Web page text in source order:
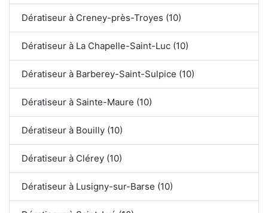
Dératiseur à Creney-près-Troyes (10)
Dératiseur à La Chapelle-Saint-Luc (10)
Dératiseur à Barberey-Saint-Sulpice (10)
Dératiseur à Sainte-Maure (10)
Dératiseur à Bouilly (10)
Dératiseur à Clérey (10)
Dératiseur à Lusigny-sur-Barse (10)